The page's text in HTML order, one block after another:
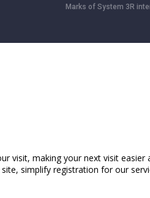
Marks of System 3R
visit, making your next visit easier
simplify registration for our